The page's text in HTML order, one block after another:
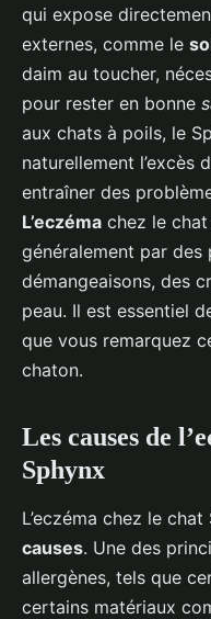
qui expose
externes, comme le
daim au toucher,
pour rester en bonne
aux chats à poils, le
naturellement l’excès
entraîner des
L’eczéma chez le
généralement par des
démangeaisons, des
peau. Il est essentiel
que vous remarquez
chaton.
Les causes de
Sphynx
L’eczéma chez le
causes. Une des
allergènes, tels que
certains matériaux